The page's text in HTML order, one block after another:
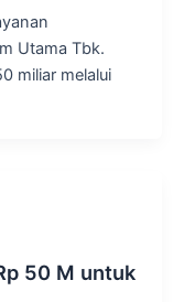
Utama Tbk.
miliar melalui
50 M untuk